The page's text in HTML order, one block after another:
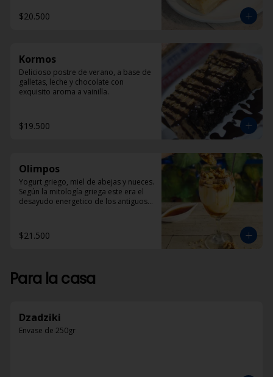
$20.500
Kormos
Delicioso postre de verano, a base de
galletas, leche y chocolate con
exquisito aroma a vainilla.
$19.500
Olimpos
Yogurt griego, miel de abejas y nueces.
Según la mitología griega este era el
desayudo energetico de los antiguos
$21.500
Para la casa
Dzadziki
Envase de 250gr